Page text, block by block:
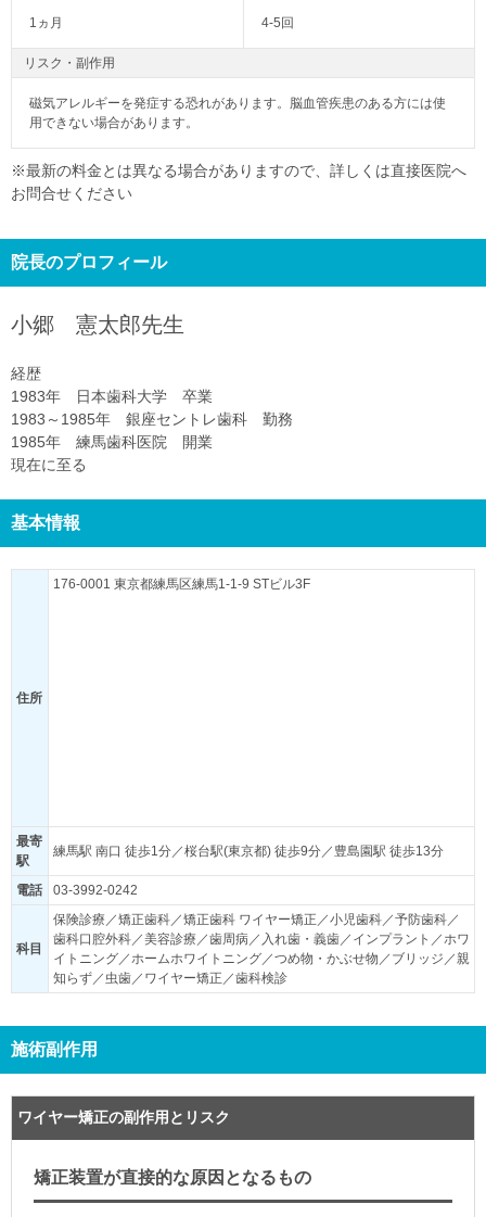
1ヵ月 4-5回
リスク・副作用
磁気アレルギーを発症する恐れがあります。脳血管疾患のある方には使
用できない場合があります。
※最新の料金とは異なる場合がありますので、詳しくは直接医院へ
お問合せください
院長のプロフィール
小郷 憲太郎先生
経歴
1983年 日本歯科大学 卒業
1983～1985年 銀座セントレ歯科 勤務
1985年 練馬歯科医院 開業
現在に至る
基本情報
住所
176-0001 東京都練馬区練馬1-1-9 STビル3F
最寄
駅
練馬駅 南口 徒歩1分／桜台駅(東京都) 徒歩9分／豊島園駅 徒歩13分
電話 03-3992-0242
科目
保険診療／矯正歯科／矯正歯科 ワイヤー矯正／小児歯科／予防歯科／
歯科口腔外科／美容診療／歯周病／入れ歯・義歯／インプラント／ホワ
イトニング／ホームホワイトニング／つめ物・かぶせ物／ブリッジ／親
知らず／虫歯／ワイヤー矯正／歯科検診
施術副作用